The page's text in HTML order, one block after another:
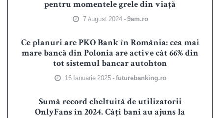
pentru momentele grele din viață
7 August 2024 -9am.ro
Ce planuri are PKO Bank în România: cea mai
mare bancă din Polonia are active cât 66% din
tot sistemul bancar autohton
16 Ianuarie 2025 -futurebanking.ro
Sumă record cheltuită de utilizatorii
OnlyFans în 2024. Câți bani au ajuns la